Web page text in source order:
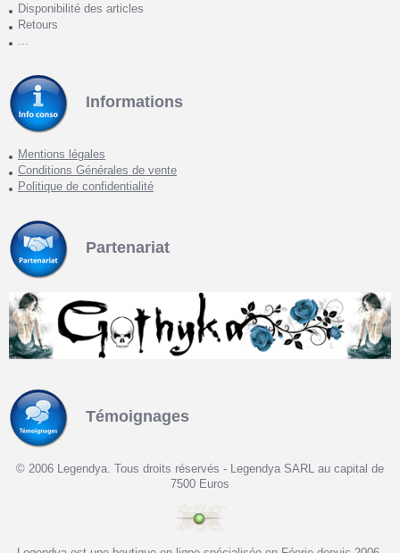
Disponibilité des articles
Retours
Informations
Mentions légales
Conditions Générales de vente
Politique de confidentialité
Partenariat
Témoignages
© 2006 Legendya. Tous droits réservés - Legendya SARL au capital de
7500 Euros